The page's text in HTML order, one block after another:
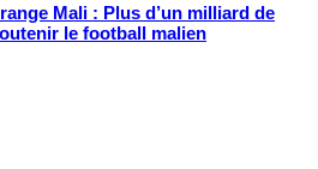
Mali : Plus d’un milliard de
le football malien